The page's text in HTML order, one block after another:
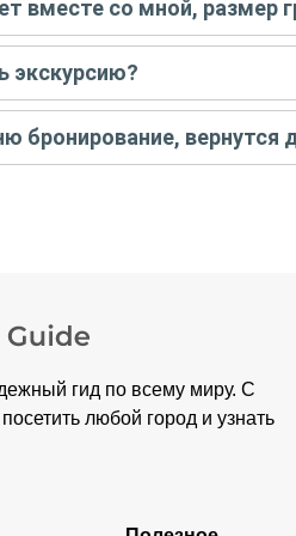
вернем предоплату на карту. Во
вместе со мной, размер
гид проведет
экскурсии.
экскурсию?
удобную дату и время, и
и точное место встречи.
бронирование, вернутся
гид по всему миру. С
любой город и узнать